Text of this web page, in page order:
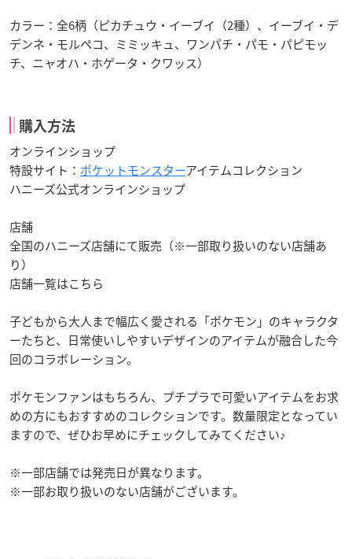
カラー：全6柄（ピカチュウ・イーブイ（2種）、イーブイ・デ
デンネ・モルペコ、ミミッキュ、ワンパチ・パモ・パピモッ
チ、ニャオハ・ホゲータ・クワッス）
購入方法
オンラインショップ
特設サイト： ポケットモンスターアイテムコレクション
ハニーズ公式オンラインショップ
店舗
全国のハニーズ店舗にて販売（※一部取り扱いのない店舗あ
り）
店舗一覧はこちら
子どもから大人まで幅広く愛される「ポケモン」のキャラクタ
ーたちと、日常使いしやすいデザインのアイテムが融合した今
回のコラボレーション。
ポケモンファンはもちろん、プチプラで可愛いアイテムをお求
めの方にもおすすめのコレクションです。数量限定となってい
ますので、ぜひお早めにチェックしてみてください♪
※一部店舗では発売日が異なります。
※一部お取り扱いのない店舗がございます。